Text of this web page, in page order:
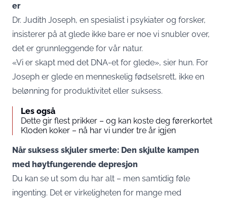
er
Dr. Judith Joseph, en spesialist i psykiater og forsker,
insisterer på at glede ikke bare er noe vi snubler over,
det er grunnleggende for vår natur.
«Vi er skapt med det DNA-et for glede», sier hun. For
Joseph er glede en menneskelig fødselsrett, ikke en
belønning for produktivitet eller suksess.
Les også
Dette gir flest prikker – og kan koste deg førerkortet
Kloden koker – nå har vi under tre år igjen
Når suksess skjuler smerte: Den skjulte kampen
med høytfungerende depresjon
Du kan se ut som du har alt – men samtidig føle
ingenting. Det er virkeligheten for mange med